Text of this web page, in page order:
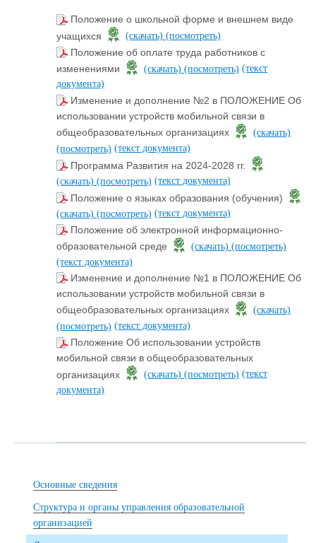
Положение о школьной форме и внешнем виде
учащихся
(скачать) (посмотреть)
Положение об оплате труда работников с
изменениями
(скачать) (посмотреть) (текст
документа)
Изменение и дополнение №2 в ПОЛОЖЕНИЕ Об
использовании устройств мобильной связи в
общеобразовательных организациях
(скачать)
(посмотреть) (текст документа)
Программа Развития на 2024-2028 гг.
(скачать) (посмотреть) (текст документа)
Положение о языках образования (обучения)
(скачать) (посмотреть) (текст документа)
Положение об электронной информационно-
образовательной среде
(скачать) (посмотреть)
(текст документа)
Изменение и дополнение №1 в ПОЛОЖЕНИЕ Об
использовании устройств мобильной связи в
общеобразовательных организациях
(скачать)
(посмотреть) (текст документа)
Положение Об использовании устройств
мобильной связи в общеобразовательных
организациях
(скачать) (посмотреть) (текст
документа)
Основные сведения
Структура и органы управления образовательной
организацией